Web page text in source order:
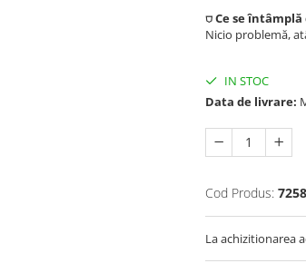
⛉ Ce se întâmplă
Nicio problemă,
IN STOC
Data de livrare:
Cod Produs:
La achizitionarea